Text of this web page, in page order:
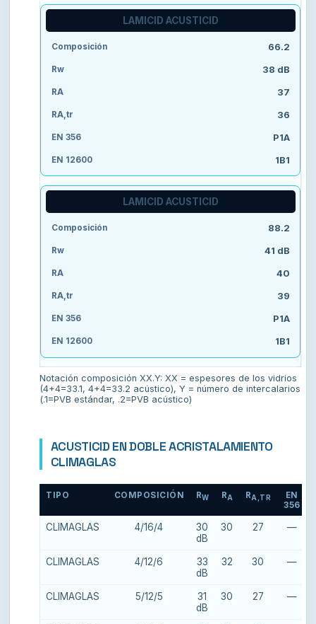
LAMICID ACUSTICID
66.2
38 dB
37
36
P1A
1B1
LAMICID ACUSTICID
88.2
41 dB
40
39
P1A
1B1
Notación composición XX.Y: XX = espesores de los vidrios
(4+4=33.1, 4+4=33.2 acústico), Y = número de intercalarios
(.1=PVB estándar, .2=PVB acústico)
ACUSTICID EN DOBLE ACRISTALAMIENTO
CLIMAGLAS
TIPO COMPOSICIÓN RW RA RA,TR
EN
356
CLIMAGLAS 4/16/4
30
dB
30 27 —
CLIMAGLAS 4/12/6
33
dB
32 30 —
CLIMAGLAS 5/12/5
31
dB
30 27 —